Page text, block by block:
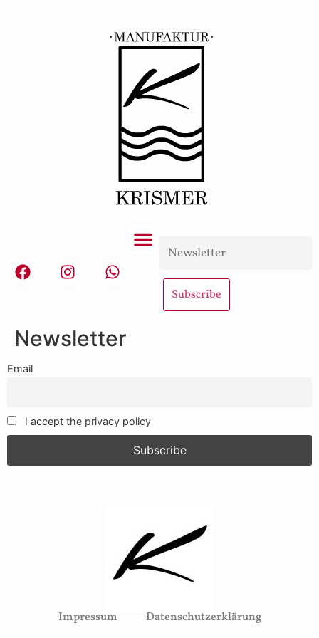
Newsletter
Email
I accept the privacy policy
Impressum Datenschutzerklärung